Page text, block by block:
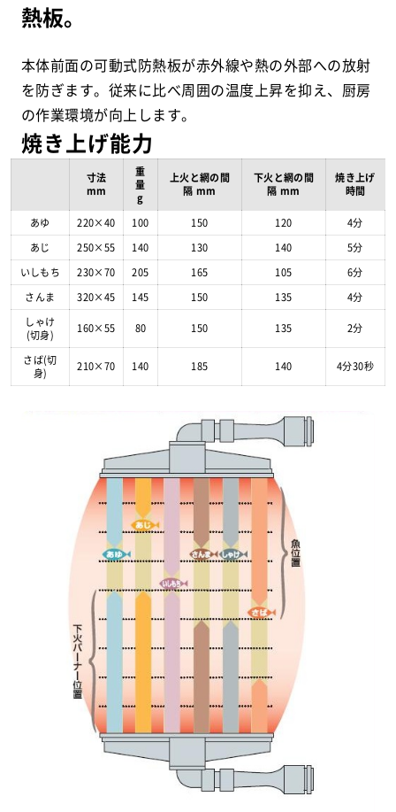
熱板。
本体前面の可動式防熱板が赤外線や熱の外部への放射
を防ぎます。従来に比べ周囲の温度上昇を抑え、厨房
の作業環境が向上します。
焼き上げ能力
寸法
mm
重
量
g
上火と網の間
隔 mm
下火と網の間
隔 mm
焼き上げ
時間
あゆ 220×40 100 150 120
4分
あじ
250×55 140 130 140
5分
いしもち
230×70 205 165 105
6分
さんま
320×45 145 150 135
4分
しゃけ
(切身)
160×55 80 150 135 2分
さば(切
身)
210×70 140 185 140 4分30秒